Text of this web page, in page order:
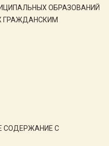
ОБРАЗОВАНИЙ
ГРАЖДАНСКИМ
СОДЕРЖАНИЕ С